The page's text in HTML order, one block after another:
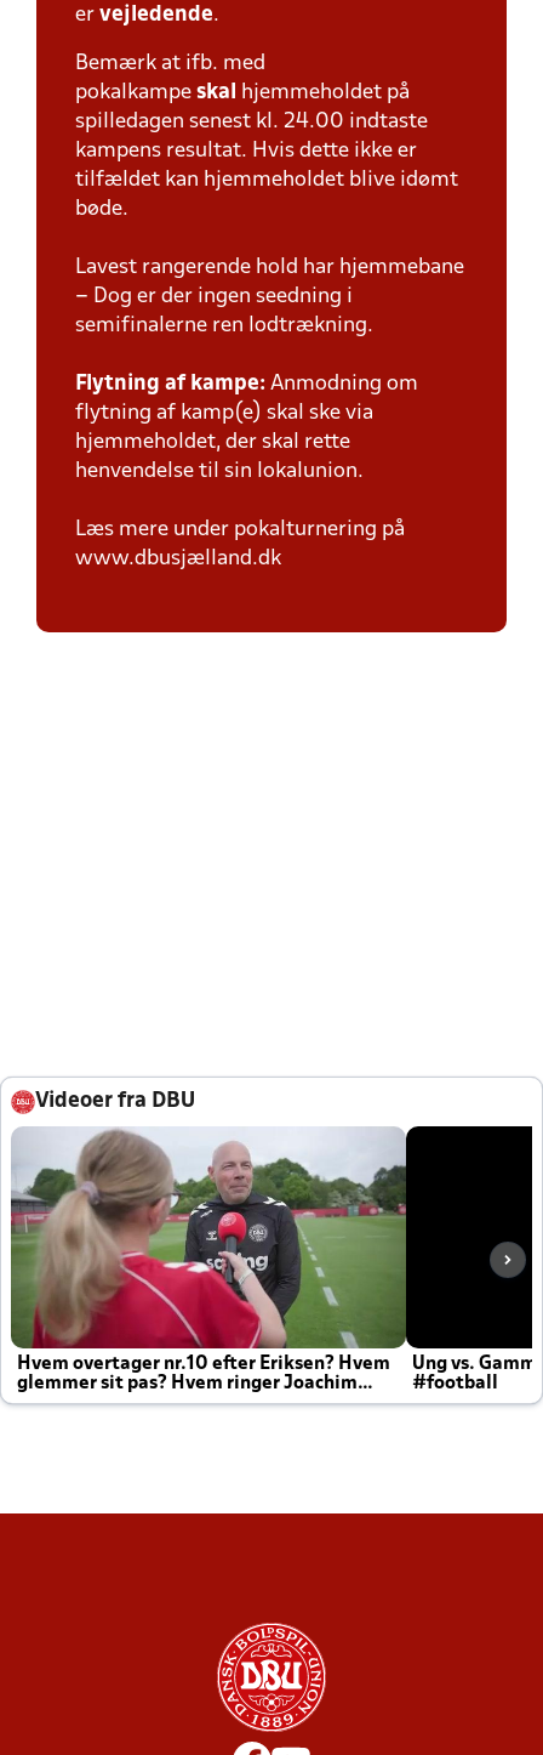
er vejledende.
Bemærk at ifb. med
pokalkampe skal
hjemmeholdet på
spilledagen senest kl. 24.00 indtaste
kampens resultat. Hvis dette ikke er
tilfældet kan hjemmeholdet blive idømt
bøde.
Lavest rangerende hold har hjemmebane
– Dog er der ingen seedning i
semifinalerne ren lodtrækning.
Flytning af kampe: Anmodning om
flytning af kamp(e) skal ske via
hjemmeholdet, der skal rette
henvendelse til sin lokalunion.
Læs mere under pokalturnering på
www.dbusjælland.dk
Videoer fra DBU
Hvem overtager nr.10 efter Eriksen? Hvem
glemmer sit pas? Hvem ringer Joachim
altid til efter kampe?
Ung vs.
#football